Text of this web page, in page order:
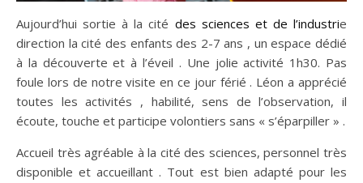
Aujourd’hui sortie à la cité des sciences et de l’industrie
direction la cité des enfants des 2-7 ans , un espace dédié
à la découverte et à l’éveil . Une jolie activité 1h30. Pas
foule lors de notre visite en ce jour férié . Léon a apprécié
toutes les activités , habilité, sens de l’observation, il
écoute, touche et participe volontiers sans « s’éparpiller » .
Accueil très agréable à la cité des sciences, personnel très
disponible et accueillant . Tout est bien adapté pour les